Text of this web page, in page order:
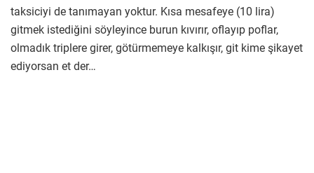
taksiciyi de tanımayan yoktur. Kısa mesafeye (10 lira)
gitmek istediğini söyleyince burun kıvırır, oflayıp poflar,
olmadık triplere girer, götürmemeye kalkışır, git kime şikayet
ediyorsan et der…